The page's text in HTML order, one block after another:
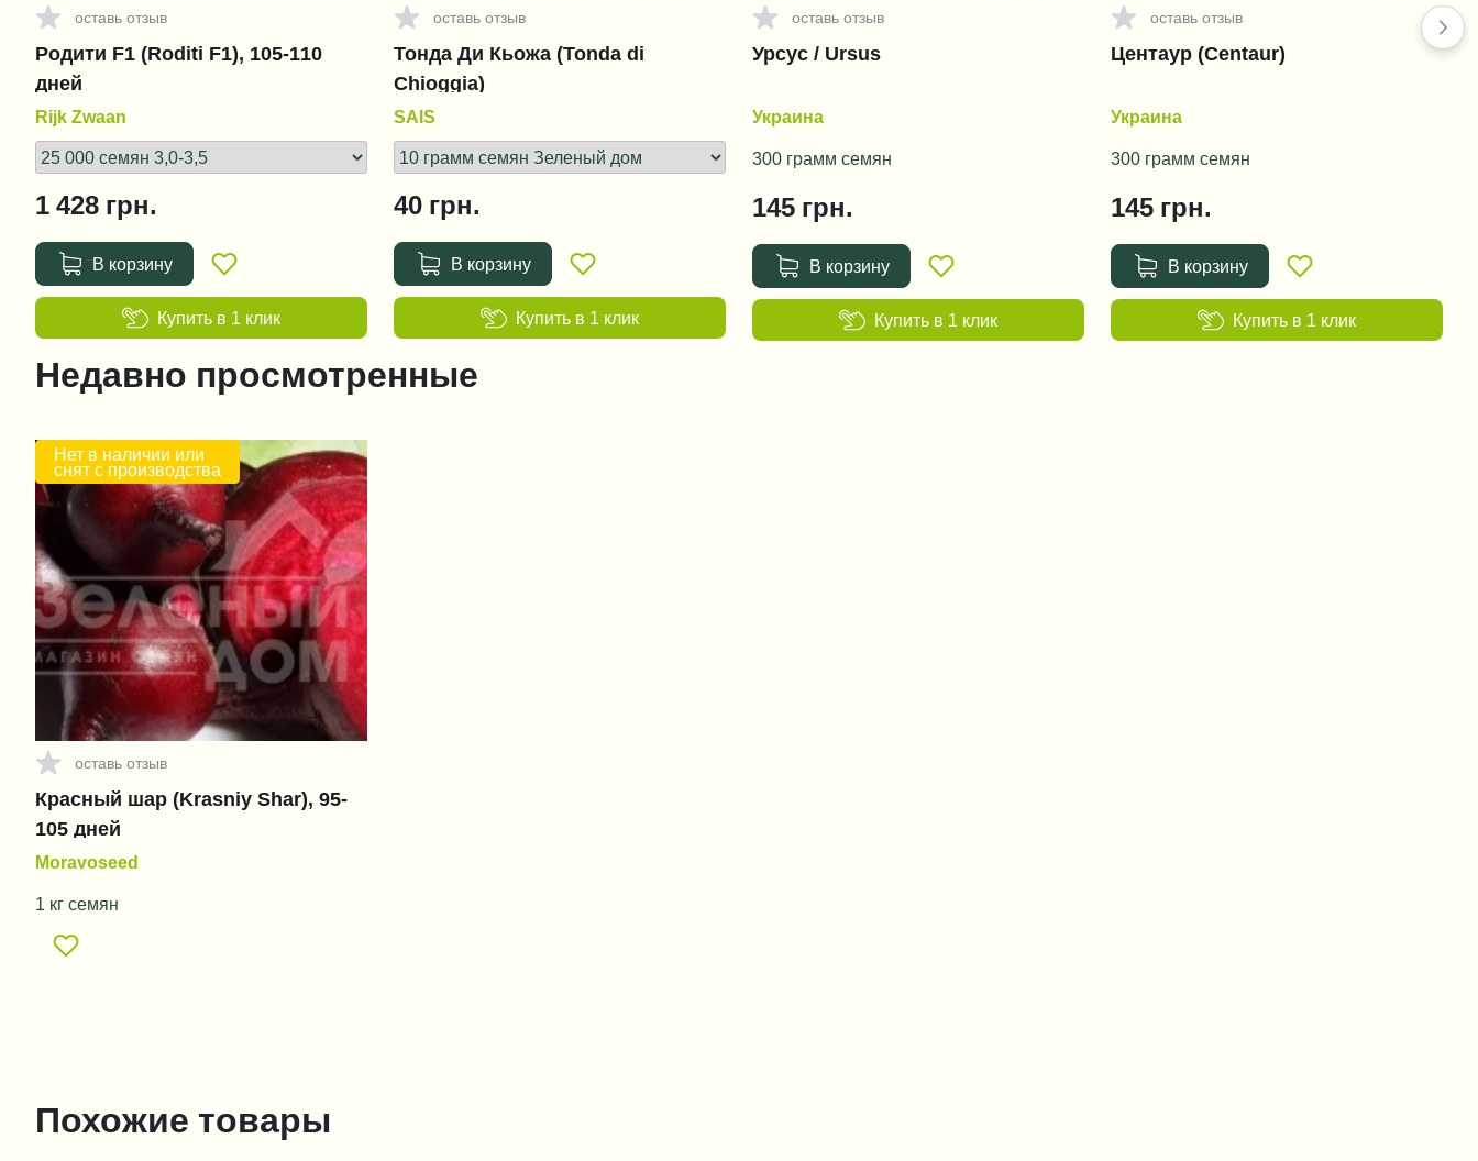
оставь отзыв
Родити F1 (Roditi F1), 105-110
дней
Rijk Zwaan
1 428 грн.
В корзину
Купить в 1 клик
оставь отзыв
Тонда Ди Кьожа (Tonda di
Chioggia)
SAIS
40 грн.
В корзину
Купить в 1 клик
оставь отзыв
Урсус / Ursus
Украина
300 грамм семян
145 грн.
В корзину
Купить в 1 клик
оставь отзыв
Центаур (Centaur)
Украина
300 грамм семян
145 грн.
В корзину
Купить в 1 клик
Недавно просмотренные
Нет в наличии или
снят с производства
оставь отзыв
Красный шар (Krasniy Shar), 95-
105 дней
Moravoseed
1 кг семян
Похожие товары